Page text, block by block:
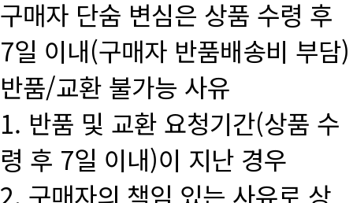
구매자 단숨 변심은 상품 수령 후
7일 이내(구매자 반품배송비 부담)
반품/교환 불가능 사유
1. 반품 및 교환 요청기간(상품 수
령 후 7일 이내)이 지난 경우
2. 구매자의 책임 있는 사유로 상